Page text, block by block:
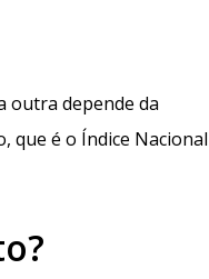
outra depende da
que é o Índice